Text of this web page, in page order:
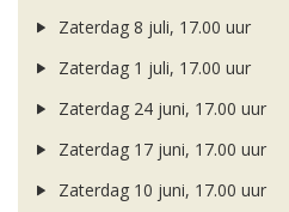
Zaterdag 8 juli, 17.00 uur
Zaterdag 1 juli, 17.00 uur
Zaterdag 24 juni, 17.00 uur
Zaterdag 17 juni, 17.00 uur
Zaterdag 10 juni, 17.00 uur